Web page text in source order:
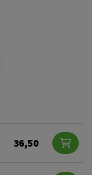
36,50